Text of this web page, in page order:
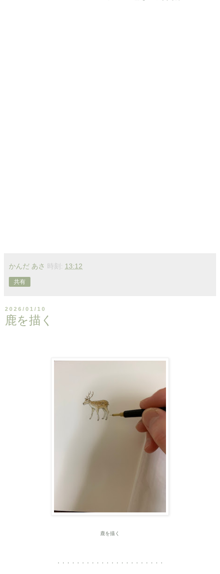
かんだ あさ 時刻: 13:12
共有
2026/01/10
鹿を描く
鹿を描く
・・・・・・・・・・・・・・・・・・・・・・